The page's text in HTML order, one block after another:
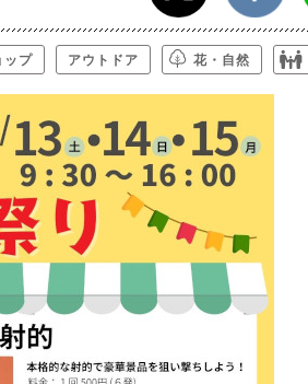
ップ アウトドア 花・自然